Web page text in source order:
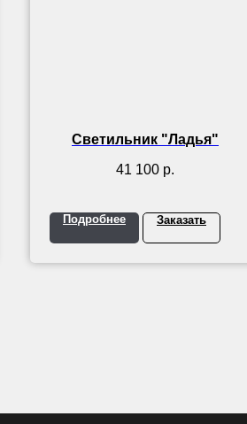
Светильник "Ладья"
41 100 р.
Подробнее Заказать